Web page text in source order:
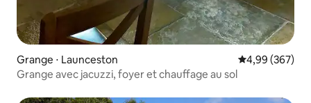
Grange ⋅ Launceston Évaluation
4,99 (367)
Grange avec jacuzzi, foyer et chauffage au sol